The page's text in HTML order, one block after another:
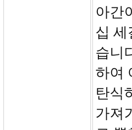
아간
십 세
습니
하여
탄식
가져